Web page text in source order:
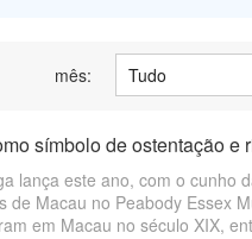
mês:
símbolo de ostentação e
lança este ano, com o cunho
de Macau no Peabody Essex
em Macau no século XIX,